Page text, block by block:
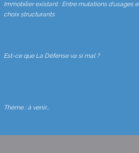
Immobilier existant : Entre mutations d'usages
choix structurants
Est-ce que La Défense va si mal ?
Thème : à venir...